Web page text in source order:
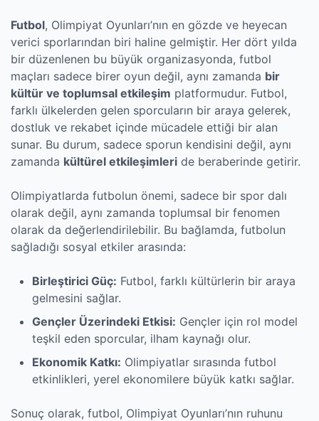
Futbol, Olimpiyat Oyunları’nın en gözde ve heyecan
verici sporlarından biri haline gelmiştir. Her dört yılda
bir düzenlenen bu büyük organizasyonda, futbol
maçları sadece birer oyun değil, aynı zamanda bir
kültür ve toplumsal etkileşim platformudur. Futbol,
farklı ülkelerden gelen sporcuların bir araya gelerek,
dostluk ve rekabet içinde mücadele ettiği bir alan
sunar. Bu durum, sadece sporun kendisini değil, aynı
zamanda kültürel etkileşimleri de beraberinde getirir.
Olimpiyatlarda futbolun önemi, sadece bir spor dalı
olarak değil, aynı zamanda toplumsal bir fenomen
olarak da değerlendirilebilir. Bu bağlamda, futbolun
sağladığı sosyal etkiler arasında:
Birleştirici Güç: Futbol, farklı kültürlerin bir araya
gelmesini sağlar.
Gençler Üzerindeki Etkisi: Gençler için rol model
teşkil eden sporcular, ilham kaynağı olur.
Ekonomik Katkı: Olimpiyatlar sırasında futbol
etkinlikleri, yerel ekonomilere büyük katkı sağlar.
Sonuç olarak, futbol, Olimpiyat Oyunları’nın ruhunu